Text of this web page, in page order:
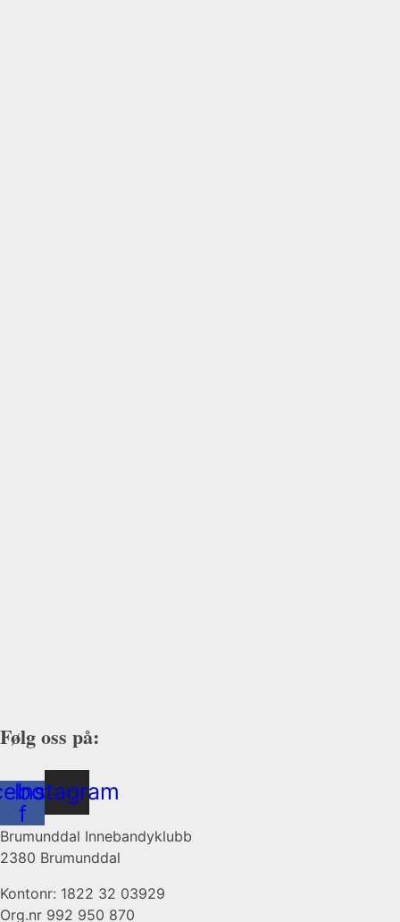
Følg oss på:
f
Instagram
Brumunddal Innebandyklubb
2380 Brumunddal
Kontonr: 1822 32 03929
Org.nr 992 950 870